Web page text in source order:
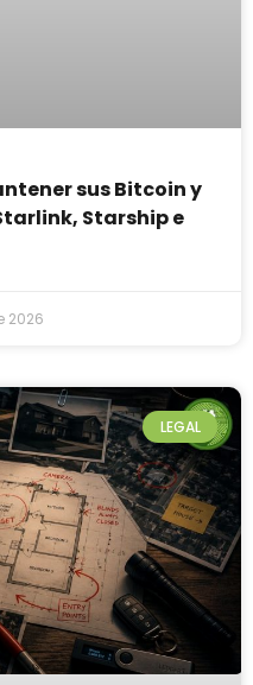
sus Bitcoin y
Starship e
2026
LEGAL